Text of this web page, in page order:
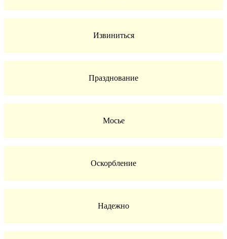
Извиниться
Празднование
Мосье
Оскорбление
Надежно